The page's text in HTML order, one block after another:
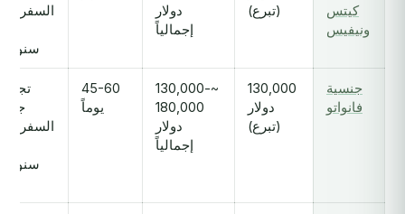
كيتس
ونيفيس
(تبرع)
دولار
إجمالياً
السفر كل
سنوات
جنسية
فانواتو
130,000
دولار
(تبرع)
~130,000-
180,000
دولار
إجمالياً
45-60
يوماً
تجديد
جواز
السفر كل
سنوات